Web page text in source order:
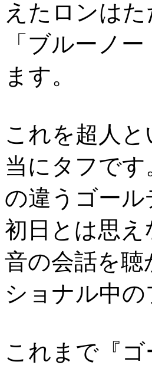
えたロンは
「ブルーノ
ます。
これを超人
当にタフで
の違うゴー
初日とは思
音の会話を
ショナル中
これまで『